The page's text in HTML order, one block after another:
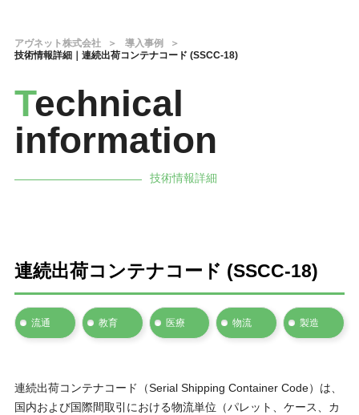
アヴネット株式会社
導入事例
技術情報詳細｜連続出荷コンテナコード (SSCC-18)
Technical
information
技術情報詳細
連続出荷コンテナコード (SSCC-18)
流通 教育 医療 物流 製造
連続出荷コンテナコード（Serial Shipping Container Code）は、
国内および国際間取引における物流単位（パレット、ケース、カ